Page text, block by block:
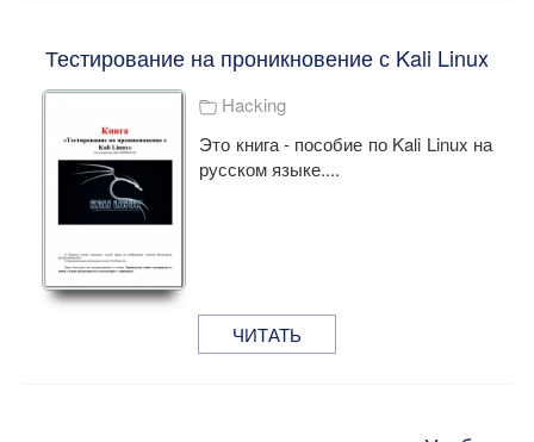
Тестирование на проникновение с Kali Linux
Hacking
Это книга - пособие по Kali Linux на
русском языке....
ЧИТАТЬ